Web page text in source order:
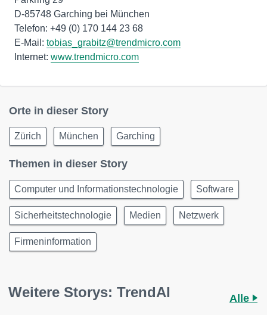
D-85748 Garching bei München
Telefon: +49 (0) 170 144 23 68
E-Mail: tobias_grabitz@trendmicro.com
Internet: www.trendmicro.com
Orte in dieser Story
Zürich München Garching
Themen in dieser Story
Computer und Informationstechnologie Software
Sicherheitstechnologie Medien Netzwerk
Firmeninformation
Weitere Storys: TrendAI Alle